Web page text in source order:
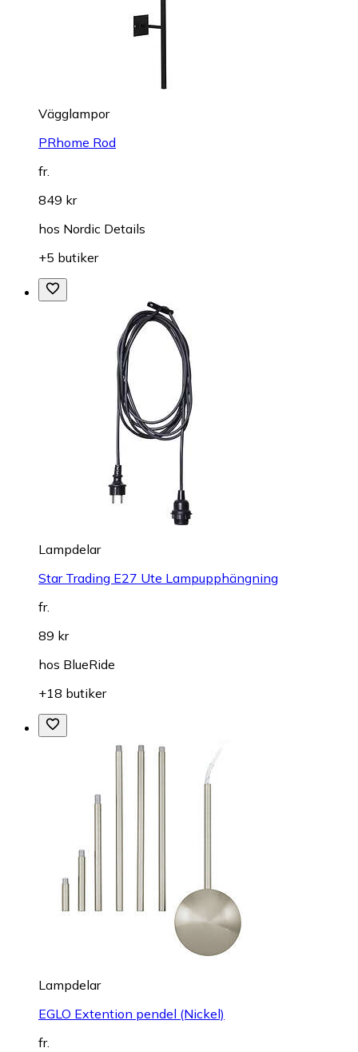
Vägglampor
PRhome Rod
fr.
849 kr
hos Nordic Details
+5 butiker
Lampdelar
Star Trading E27 Ute Lampupphängning
fr.
89 kr
hos BlueRide
+18 butiker
Lampdelar
EGLO Extention pendel (Nickel)
fr.